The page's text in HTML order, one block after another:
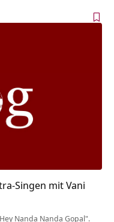
Singen mit Vani
Nanda Nanda Gopal".